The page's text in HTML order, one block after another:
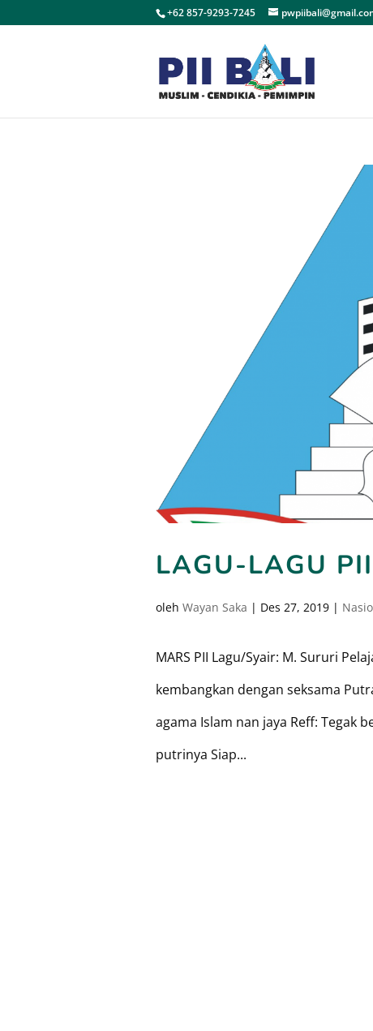
+62 857-9293-7245
LAGU-LAGU PII
oleh Wayan Saka | Des 27, 2019 |
MARS PII Lagu/Syair: M. Sururi
kembangkan dengan seksama
agama Islam nan jaya Reff: Tegak
putrinya Siap...